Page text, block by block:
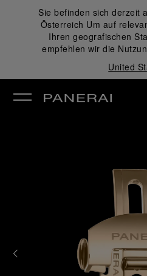
Sie befinden sich derzeit
Österreich Um auf
Ihren geografischen
empfehlen wir die
United